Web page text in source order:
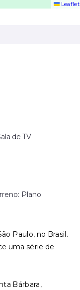
Leaflet
de TV
Plano
Paulo, no Brasil.
uma série de
Bárbara,